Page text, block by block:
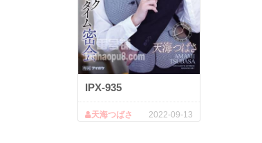
IPX-935
2022-09-13
天海つばさ